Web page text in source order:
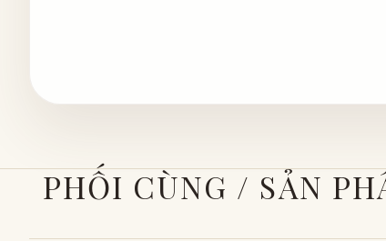
PHỐI CÙNG / SẢN